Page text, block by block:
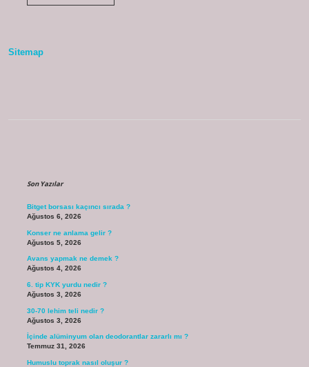
Sitemap
Son Yazılar
Bitget borsası kaçıncı sırada ?
Ağustos 6, 2026
Konser ne anlama gelir ?
Ağustos 5, 2026
Avans yapmak ne demek ?
Ağustos 4, 2026
6. tip KYK yurdu nedir ?
Ağustos 3, 2026
30-70 lehim teli nedir ?
Ağustos 3, 2026
İçinde alüminyum olan deodorantlar zararlı mı ?
Temmuz 31, 2026
Humuslu toprak nasıl oluşur ?